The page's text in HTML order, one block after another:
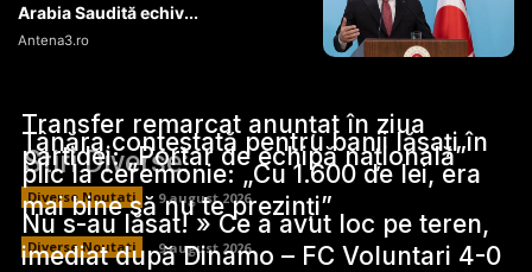
Arabia Saudită echiv...
Antena3.ro
Stiri Diverse:
Transfer remarcat anunțat în ziua
partidei: „Portar de echipă națională”
Diverse Noutati 9 august 2026
Tânăra contestată pentru banii lăsați în
plic la ceremonie: „Cu 1.600 de lei, era
mai bine să nu te prezinți”
Diverse Noutati 9 august 2026
Nu s-au lăsat! » Ce a avut loc pe teren,
imediat după Dinamo – FC Voluntari 4-0